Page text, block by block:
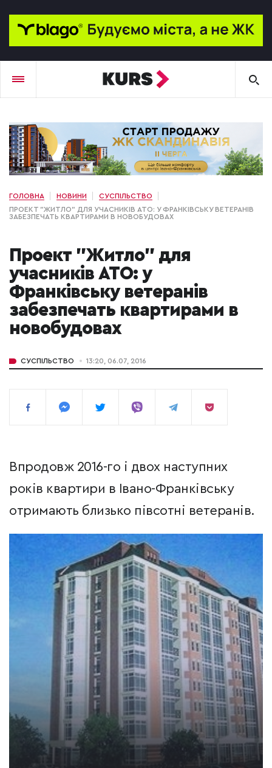
ГОЛОВНА НОВИНИ
СУСПІЛЬСТВО
ПРОЕКТ "ЖИТЛО" ДЛЯ УЧАСНИКІВ АТО: У ФРАНКІВСЬКУ ВЕТЕРАНІВ
ЗАБЕЗПЕЧАТЬ КВАРТИРАМИ В НОВОБУДОВАХ
Проект "Житло" для
учасників АТО: у
Франківську ветеранів
забезпечать квартирами в
новобудовах
СУСПІЛЬСТВО 13:20, 06.07, 2016
Впродовж 2016-го і двох наступних
років квартири в Івано-Франківську
отримають близько півсотні ветеранів.